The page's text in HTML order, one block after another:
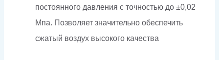
постоянного давления с точностью до ±0,02
Мпа. Позволяет значительно обеспечить
сжатый воздух высокого качества